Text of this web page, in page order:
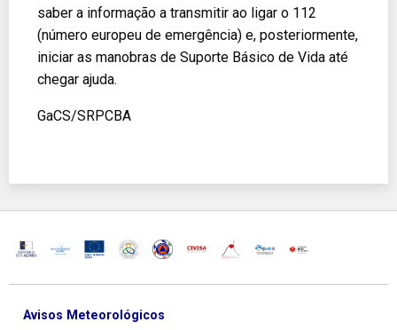
saber a informação a transmitir ao ligar o 112
(número europeu de emergência) e, posteriormente,
iniciar as manobras de Suporte Básico de Vida até
chegar ajuda.
GaCS/SRPCBA
Avisos Meteorológicos